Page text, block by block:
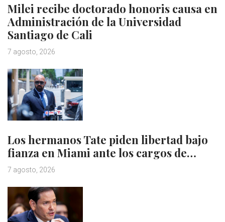
Milei recibe doctorado honoris causa en
Administración de la Universidad
Santiago de Cali
7 agosto, 2026
Los hermanos Tate piden libertad bajo
fianza en Miami ante los cargos de…
7 agosto, 2026